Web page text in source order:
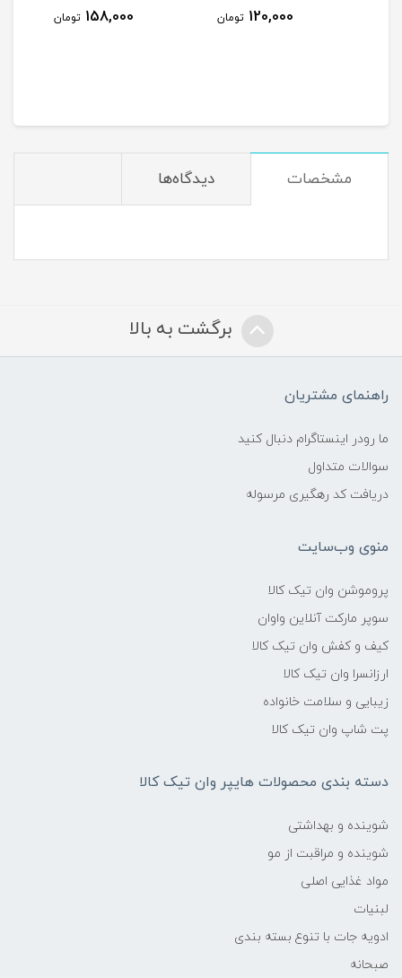
120,000 تومان 158,000 تومان
مشخصات دیدگاه‌ها
برگشت به بالا
راهنمای مشتریان
ما رودر اینستاگرام دنبال کنید
سوالات متداول
دریافت کد رهگیری مرسوله
منوی وب‌سایت
پروموشن وان تیک کالا
سوپر مارکت آنلاین واوان
کیف و کفش وان تیک کالا
ارزانسرا وان تیک کالا
زیبایی و سلامت خانواده
پت شاپ وان تیک کالا
دسته بندی محصولات هایپر وان تیک کالا
شوینده و بهداشتی
شوینده و مراقبت از مو
مواد غذایی اصلی
لبنیات
ادویه جات با تنوع بسته بندی
صبحانه